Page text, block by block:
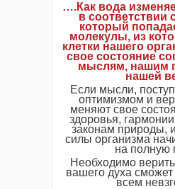
….Как вода
в соответствии
который
молекулы, из
клетки нашего
свое состояние
мыслям, нашим
нашей
Если мысли,
оптимизмом и
меняют свое
здоровья,
законам природы,
силы организма
на полную
Необходимо
вашего духа сможет
всем